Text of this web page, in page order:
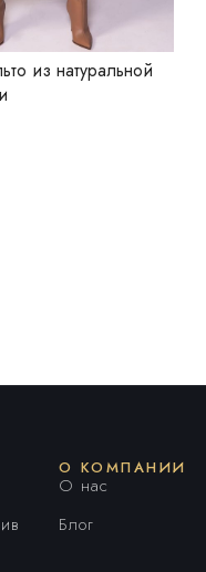
из натуральной
О КОМПАНИИ
О нас
Блог